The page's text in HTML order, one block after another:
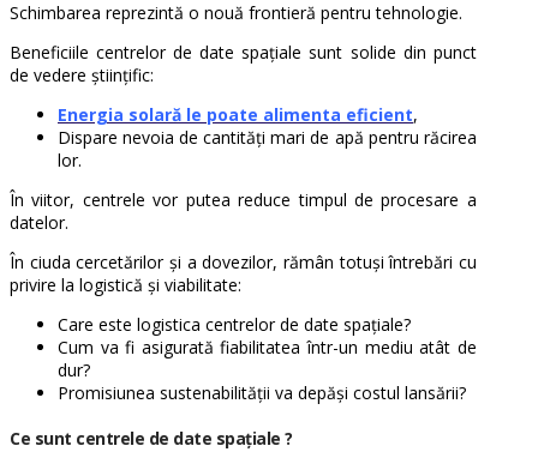
Schimbarea reprezintă o nouă frontieră pentru tehnologie.
Beneficiile centrelor de date spațiale sunt solide din punct
de vedere științific:
Energia solară le poate alimenta eficient,
Dispare nevoia de cantități mari de apă pentru răcirea
lor.
În viitor, centrele vor putea reduce timpul de procesare a
datelor.
În ciuda cercetărilor și a dovezilor, rămân totuși întrebări cu
privire la logistică și viabilitate:
Care este logistica centrelor de date spațiale?
Cum va fi asigurată fiabilitatea într-un mediu atât de
dur?
Promisiunea sustenabilității va depăși costul lansării?
Ce sunt centrele de date spațiale ?